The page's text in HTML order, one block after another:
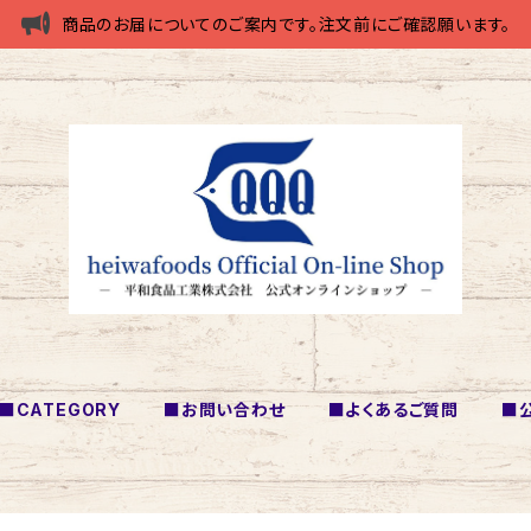
商品のお届についてのご案内です。注文前にご確認願います。
■お問い合わせ ■よくあるご質問 ■